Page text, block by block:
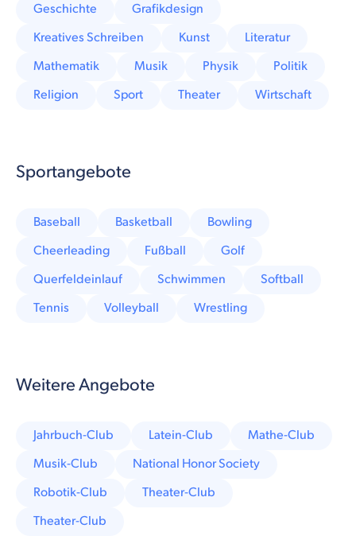
Geschichte
Grafikdesign
Kreatives Schreiben
Kunst
Literatur
Mathematik
Musik Physik
Politik
Religion
Sport Theater Wirtschaft
Sportangebote
Baseball Basketball
Bowling
Cheerleading
Fußball
Golf
Querfeldeinlauf
Schwimmen
Softball
Tennis
Volleyball Wrestling
Weitere Angebote
Jahrbuch-Club Latein-Club
Mathe-Club
Musik-Club
National Honor Society
Robotik-Club
Theater-Club
Theater-Club